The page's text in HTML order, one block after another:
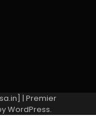
| Premier
WordPress.